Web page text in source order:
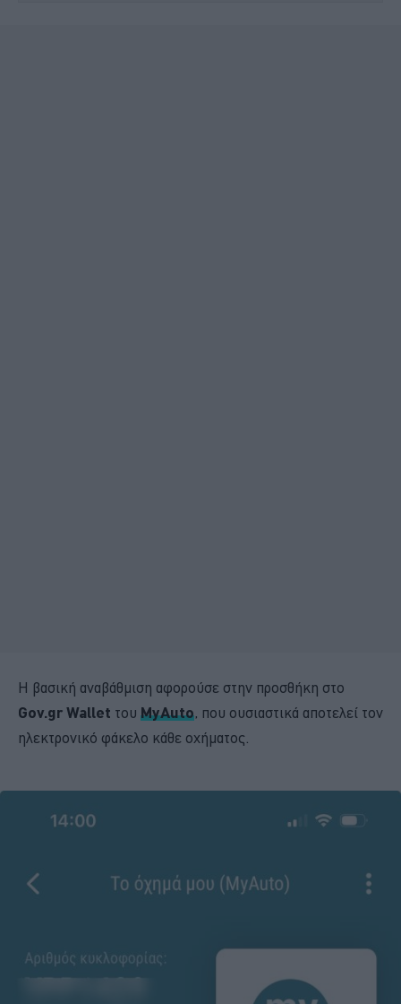
Η βασική αναβάθμιση αφορούσε στην προσθήκη στο
Gov.gr Wallet του MyAuto, που ουσιαστικά αποτελεί τον
ηλεκτρονικό φάκελο κάθε οχήματος.